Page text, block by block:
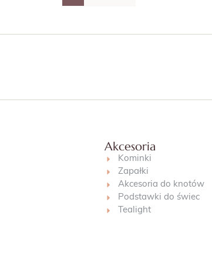
Akcesoria
Kominki
Zapałki
Akcesoria do knotów
Podstawki do świec
Tealight